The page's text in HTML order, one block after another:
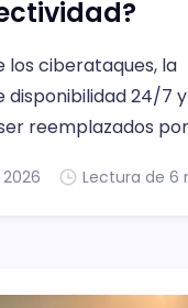
los ciberataques, la
24/7
reemplazados
a diario contra el
Lectura de 6